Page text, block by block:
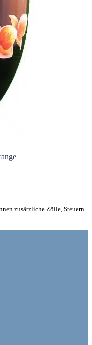
zusätzliche Zölle, Steuern